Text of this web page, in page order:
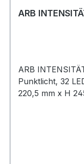
ARB
ARB
Punktlicht, 32
220,5 mm x H